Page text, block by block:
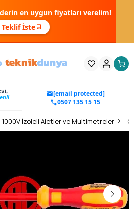
en uygun fiyatları verelim!
Teklif İste
[email protected]
0507 135 15 15
1000V İzoleli Aletler ve Multimetreler